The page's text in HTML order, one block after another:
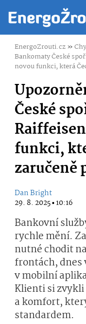
EnergoZrouti.cz»
Bankomaty České
novou funkci, která
České
funkci,
zaručeně
Dan Bright
29. 8. 2025 ▪ 10:16
Bankovní
rychle mění.
nutné chodit
frontách, dnes
v mobilní
Klienti si
a komfort,
standardem.